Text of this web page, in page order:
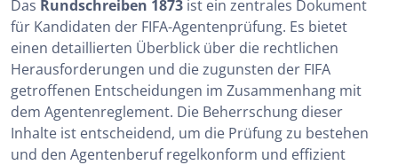
Das Rundschreiben 1873 ist ein zentrales Dokument
für Kandidaten der FIFA-Agentenprüfung. Es bietet
einen detaillierten Überblick über die rechtlichen
Herausforderungen und die zugunsten der FIFA
getroffenen Entscheidungen im Zusammenhang mit
dem Agentenreglement. Die Beherrschung dieser
Inhalte ist entscheidend, um die Prüfung zu bestehen
und den Agentenberuf regelkonform und effizient